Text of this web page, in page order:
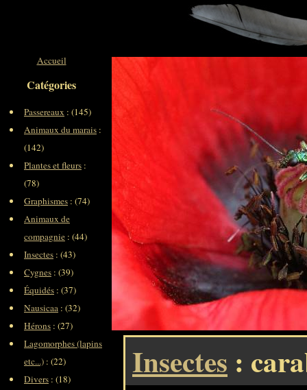
Insectes :
Accueil
Catégories
Passereaux : (145)
Animaux du marais :
(142)
Plantes et fleurs :
(78)
Graphismes : (74)
Animaux de
compagnie : (44)
Insectes : (43)
Cygnes : (39)
Équidés : (37)
Nausicaa : (32)
Hérons : (27)
Lagomorphes (lapins
etc...) : (22)
Divers : (18)